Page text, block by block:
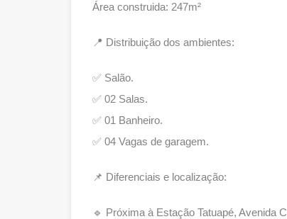
Área construida: 247m²
📍 Distribuição dos ambientes:
✅ Salão.
✅ 02 Salas.
✅ 01 Banheiro.
✅ 04 Vagas de garagem.
📌 Diferenciais e localização:
🔹 Próxima à Estação Tatuapé, Avenida